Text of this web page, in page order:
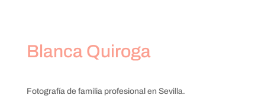
Blanca Quiroga
Fotografía de familia profesional en Sevilla.